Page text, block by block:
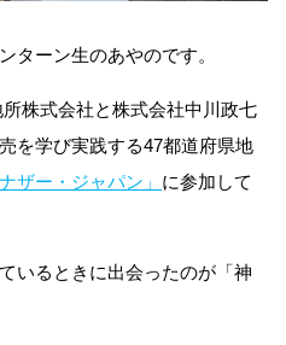
ターン生のあやのです。
株式会社と株式会社中川政七
を学び実践する47都道府県地
ザー・ジャパン」 に参加して
いるときに出会ったのが「神